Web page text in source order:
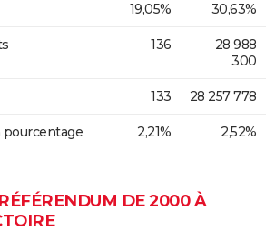
19,05% 30,63%
136
28 988
300
133 28 257 778
pourcentage
2,21% 2,52%
DE 2000 À